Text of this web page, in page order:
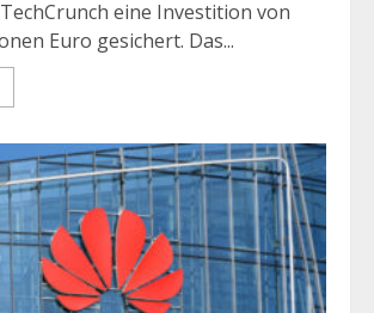
eine Investition von
Euro gesichert. Das...